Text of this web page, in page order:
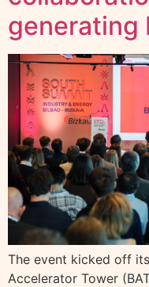
generating
The event kicked off
Accelerator Tower